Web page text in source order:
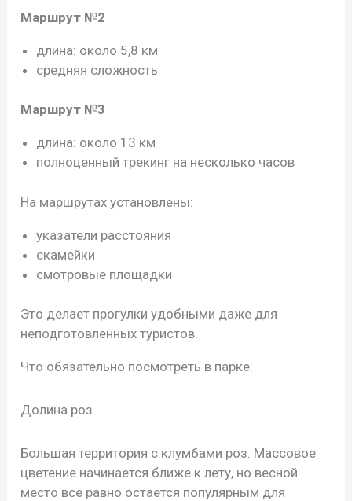
Маршрут №2
длина: около 5,8 км
средняя сложность
Маршрут №3
длина: около 13 км
полноценный трекинг на несколько часов
На маршрутах установлены:
указатели расстояния
скамейки
смотровые площадки
Это делает прогулки удобными даже для
неподготовленных туристов.
Что обязательно посмотреть в парке:
Долина роз
Большая территория с клумбами роз. Массовое
цветение начинается ближе к лету, но весной
место всё равно остаётся популярным для